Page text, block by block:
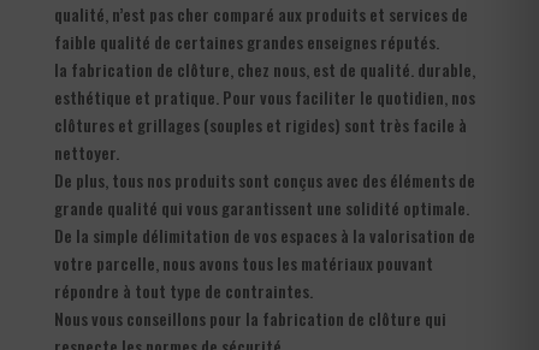
qualité, n’est pas cher comparé aux produits et services de
faible qualité de certaines grandes enseignes réputés.
la fabrication de clôture, chez nous, est de qualité. durable,
esthétique et pratique. Pour vous faciliter le quotidien, nos
clôtures et grillages (souples et rigides) sont très facile à
nettoyer.
De plus, tous nos produits sont conçus avec des éléments de
grande qualité qui vous garantissent une solidité optimale.
De la simple délimitation de vos espaces à la valorisation de
votre parcelle, nous avons tous les matériaux pouvant
répondre à tout type de contraintes.
Nous vous conseillons pour la fabrication de clôture qui